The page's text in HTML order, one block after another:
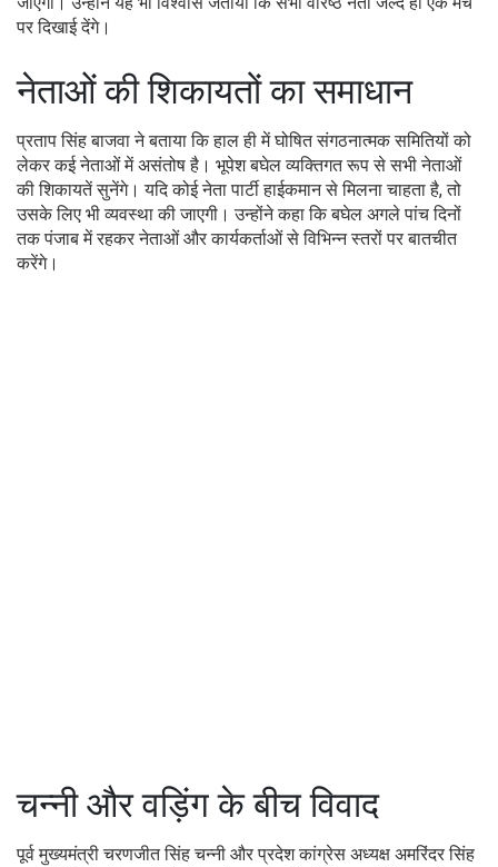
पर दिखाई देंगे।
नेताओं की शिकायतों का समाधान
प्रताप सिंह बाजवा ने बताया कि हाल ही में घोषित संगठनात्मक समितियों को
लेकर कई नेताओं में असंतोष है। भूपेश बघेल व्यक्तिगत रूप से सभी नेताओं
की शिकायतें सुनेंगे। यदि कोई नेता पार्टी हाईकमान से मिलना चाहता है, तो
उसके लिए भी व्यवस्था की जाएगी। उन्होंने कहा कि बघेल अगले पांच दिनों
तक पंजाब में रहकर नेताओं और कार्यकर्ताओं से विभिन्न स्तरों पर बातचीत
करेंगे।
चन्नी और वड़िंग के बीच विवाद
पूर्व मुख्यमंत्री चरणजीत सिंह चन्नी और प्रदेश कांग्रेस अध्यक्ष अमरिंदर सिंह